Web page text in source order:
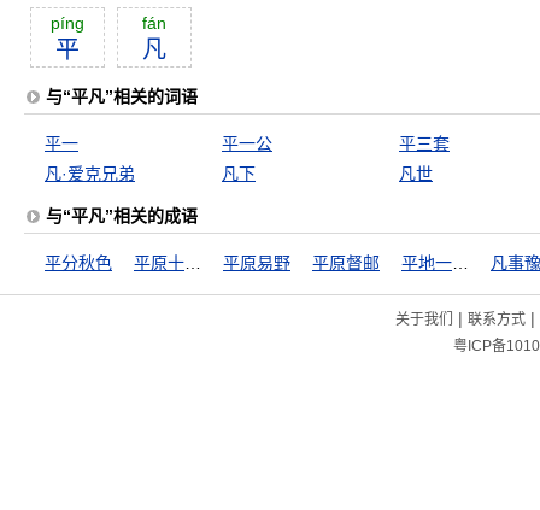
píng
平
fán
凡
与“平凡”相关的词语
平一 平一公
平三套
凡·爱克兄弟
凡下 凡世
与“平凡”相关的成语
平分秋色 平原易野 平原督邮
关于我们 | 联系方式|
粤ICP备